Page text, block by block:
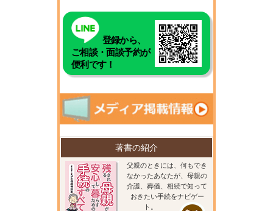
登録から、
ご相談・面談予約が
便利です！
著書の紹介
父親のときには、何もでき
なかったあなたが、母親の
介護、葬儀、相続で知って
おきたい手続をナビゲー
ト。